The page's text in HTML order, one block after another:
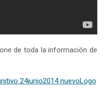
de toda la información de
24junio2014 nuevoLogo